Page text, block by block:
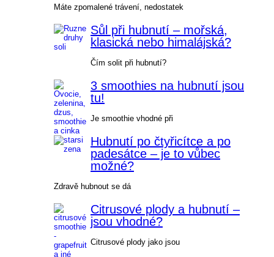
Máte zpomalené trávení, nedostatek
Sůl při hubnutí – mořská,
klasická nebo himalájská?
Čím solit při hubnutí?
3 smoothies na hubnutí jsou
tu!
Je smoothie vhodné při
Hubnutí po čtyřicítce a po
padesátce – je to vůbec
možné?
Zdravě hubnout se dá
Citrusové plody a hubnutí –
jsou vhodné?
Citrusové plody jako jsou